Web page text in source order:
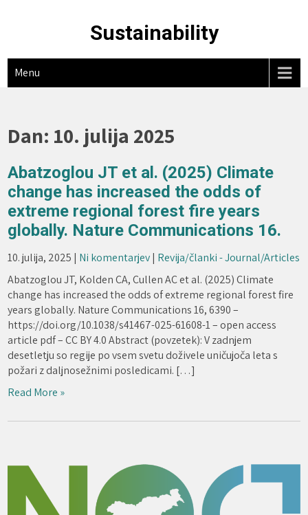
Sustainability
Menu
Dan: 10. julija 2025
Abatzoglou JT et al. (2025) Climate
change has increased the odds of
extreme regional forest fire years
globally. Nature Communications 16.
10. julija, 2025 | Ni komentarjev| Revija/članki - Journal/Articles
Abatzoglou JT, Kolden CA, Cullen AC et al. (2025) Climate
change has increased the odds of extreme regional forest fire
years globally. Nature Communications 16, 6390 –
https://doi.org/10.1038/s41467-025-61608-1 – open access
article pdf – CC BY 4.0 Abstract (povzetek): V zadnjem
desetletju so regije po vsem svetu doživele uničujoča leta s
požari z daljnosežnimi posledicami. […]
Read More »